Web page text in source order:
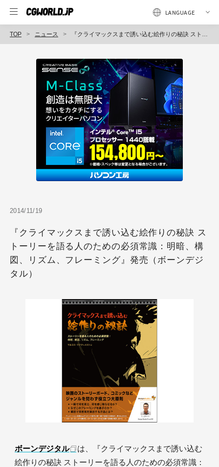
TOP ニュース 『クライマックスまで誘い込む絵作りの秘訣 ストーリーを語る人のための必須常識：明暗、構図、リズム、フレーミング』発売（ボーンデジタル）
2014/11/19
『クライマックスまで誘い込む絵作りの秘訣 ス
トーリーを語る人のための必須常識：明暗、構
図、リズム、フレーミング』発売（ボーンデジ
タル）
ボーンデジタル
は、『クライマックスまで誘い込む
絵作りの秘訣 ストーリーを語る人のための必須常識：